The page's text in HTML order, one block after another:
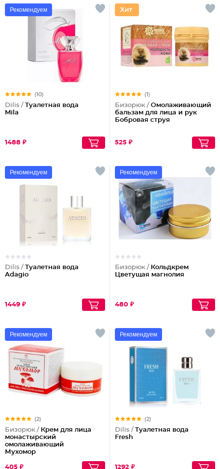
Рекомендуем
(10)
Dilis / Туалетная вода
Mila
1488 ₽
(1)
Бизорюк / Омолаживающий
бальзам для лица и рук
Бобровая струя
525 ₽
Рекомендуем
Dilis / Туалетная вода
Adagio
1449 ₽
Рекомендуем
Бизорюк / Кольдкрем
Цветущая магнолия
480 ₽
Рекомендуем
(2)
Бизорюк / Крем для лица
монастырский
омолаживающий
Мухомор
405 ₽
Рекомендуем
(2)
Dilis / Туалетная вода
Fresh
1292 ₽